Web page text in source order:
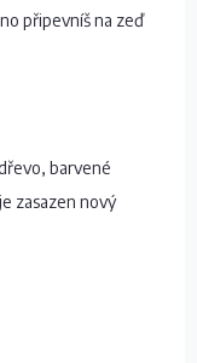
připevníš na zeď
barvené
zasazen nový